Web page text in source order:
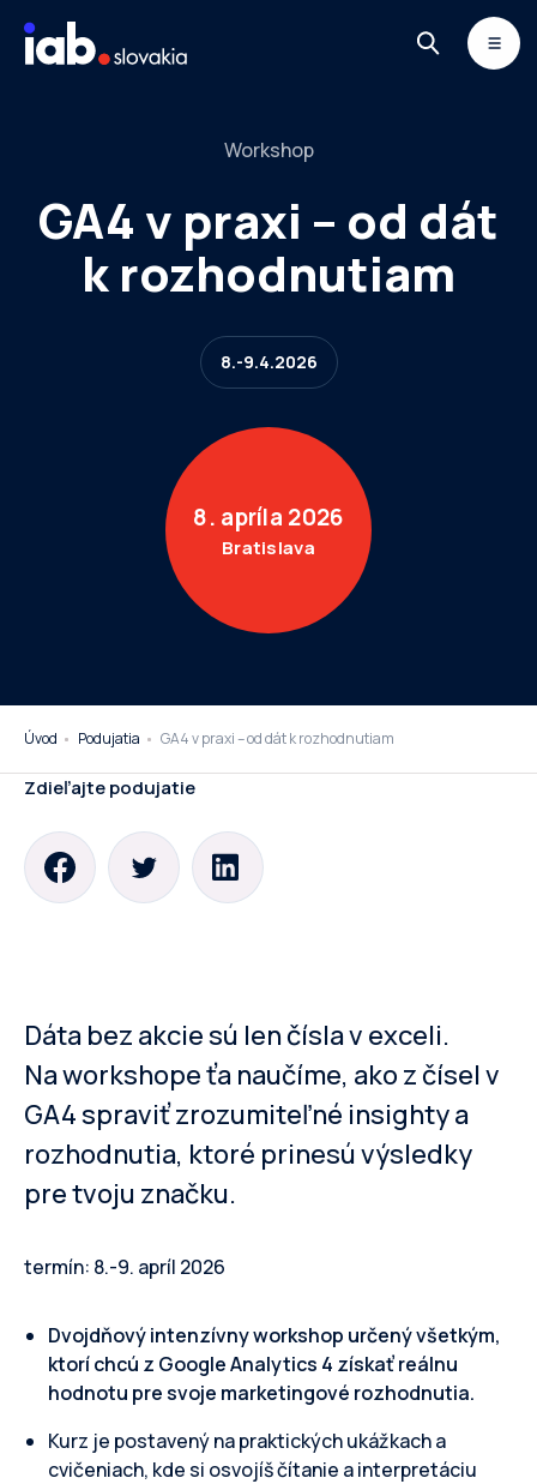
NEWSLETTER
Workshop
GA4 v praxi – od dát
k rozhodnutiam
8.-9.4.2026
8. apríla 2026
Bratislava
Úvod Podujatia GA4 v praxi – od dát k rozhodnutiam
Zdieľajte podujatie
Dáta bez akcie sú len čísla v exceli.
Na workshope ťa naučíme, ako z čísel v
GA4 spraviť zrozumiteľné insighty a
rozhodnutia, ktoré prinesú výsledky
pre tvoju značku.
termín: 8.-9. apríl 2026
Dvojdňový intenzívny workshop určený všetkým,
ktorí chcú z Google Analytics 4 získať reálnu
hodnotu pre svoje marketingové rozhodnutia.
Kurz je postavený na praktických ukážkach a
cvičeniach, kde si osvojíš čítanie a interpretáciu